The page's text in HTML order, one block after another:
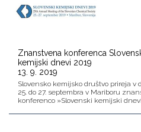
Znanstvena konferenca
kemijski dnevi 2019
13. 9. 2019
Slovensko kemijsko društvo prireja v
25. do 27. septembra v Mariboru
konferenco »Slovenski kemijski dnevi